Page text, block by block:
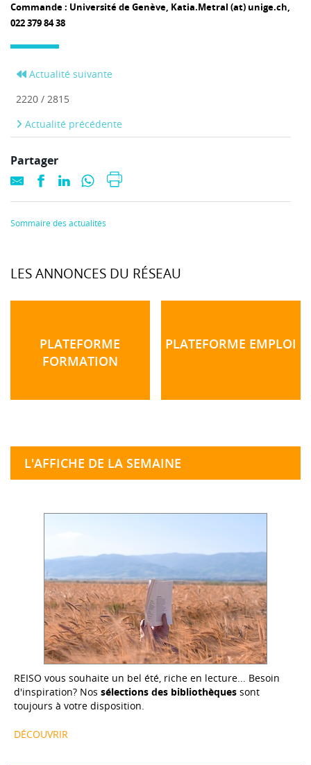
Commande : Université de Genève, Katia.Metral (at) unige.ch,
022 379 84 38
Actualité suivante
2220 / 2815
Actualité précédente
Partager
Sommaire des actualités
LES ANNONCES DU RÉSEAU
PLATEFORME
FORMATION
PLATEFORME EMPLOI
L'AFFICHE DE LA SEMAINE
REISO vous souhaite un bel été, riche en lecture... Besoin
d'inspiration? Nos sélections des bibliothèques sont
toujours à votre disposition.
DÉCOUVRIR